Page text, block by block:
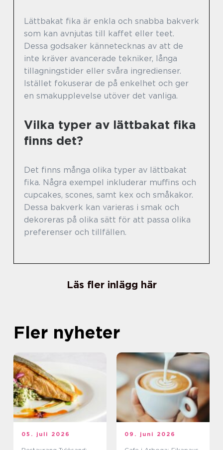
Lättbakat fika är enkla och snabba bakverk
som kan avnjutas till kaffet eller teet.
Dessa godsaker kännetecknas av att de
inte kräver avancerade tekniker, långa
tillagningstider eller svåra ingredienser.
Istället fokuserar de på enkelhet och ger
en smakupplevelse utöver det vanliga.
Vilka typer av lättbakat fika
finns det?
Det finns många olika typer av lättbakat
fika. Några exempel inkluderar muffins och
cupcakes, scones, samt kex och småkakor.
Dessa bakverk kan varieras i smak och
dekoreras på olika sätt för att passa olika
preferenser och tillfällen.
Läs fler inlägg här
Fler nyheter
05. juli 2026 09. juni 2026